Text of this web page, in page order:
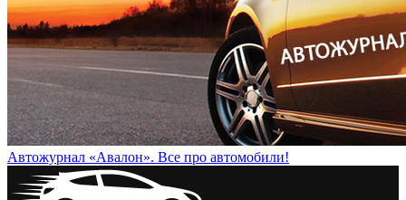
Автожурнал «Авалон». Все про автомобили!